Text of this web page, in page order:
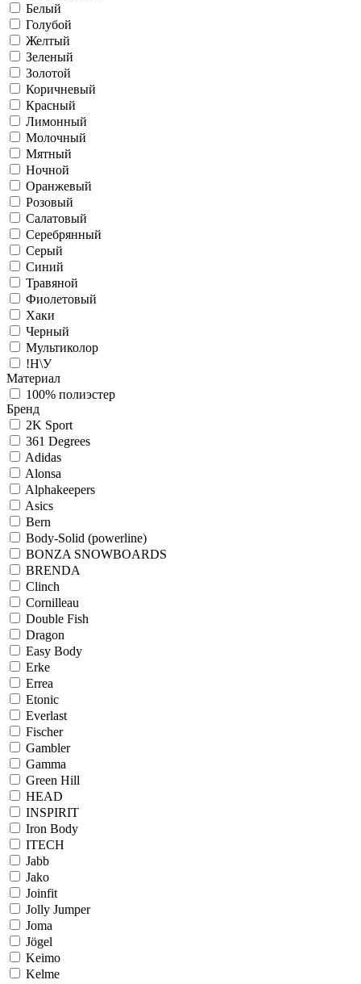
Белый
Голубой
Желтый
Зеленый
Золотой
Коричневый
Красный
Лимонный
Молочный
Мятный
Ночной
Оранжевый
Розовый
Салатовый
Серебрянный
Серый
Синий
Травяной
Фиолетовый
Хаки
Черный
Мультиколор
!Н\У
Материал
100% полиэстер
Бренд
2K Sport
361 Degrees
Adidas
Alonsa
Alphakeepers
Asics
Bern
Body-Solid (powerline)
BONZA SNOWBOARDS
BRENDA
Clinch
Cornilleau
Double Fish
Dragon
Easy Body
Erke
Errea
Etonic
Everlast
Fischer
Gambler
Gamma
Green Hill
HEAD
INSPIRIT
Iron Body
ITECH
Jabb
Jako
Joinfit
Jolly Jumper
Joma
Jögel
Keimo
Kelme